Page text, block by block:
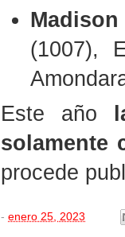
(1007),
Este año
solamente
procede
- enero 25, 2023